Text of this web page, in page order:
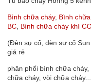
Bình chữa cháy, Bình
BC Bình chữa cháy khí
(Đèn sự cố, đèn sự cố
giá rẻ
phân phối bình chữa
chữa cháy, vòi chữa